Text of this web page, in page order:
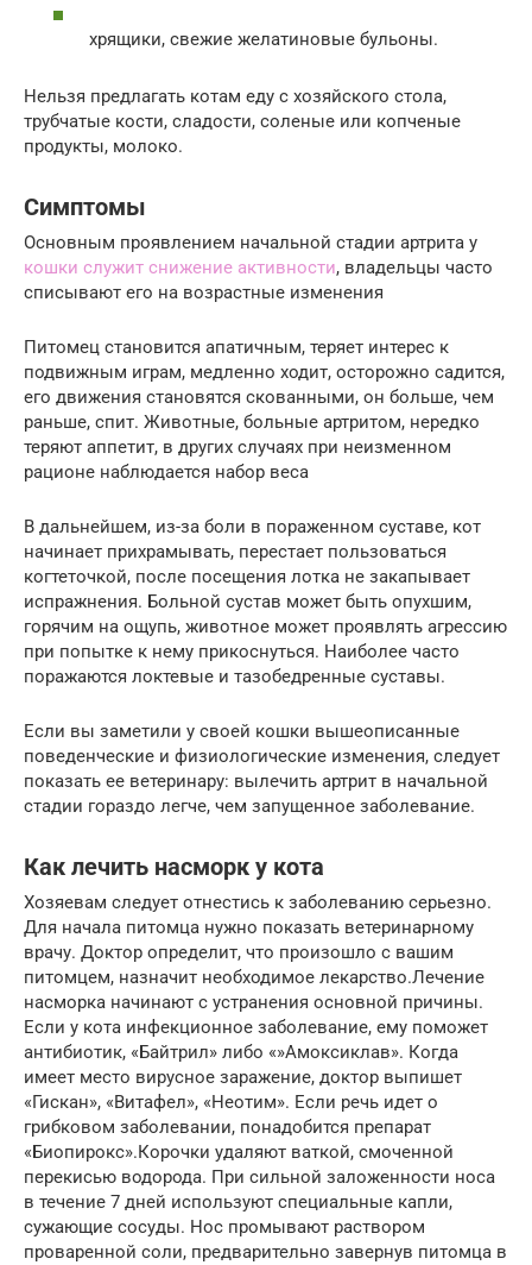
хрящики, свежие желатиновые бульоны.
Нельзя предлагать котам еду с хозяйского стола,
трубчатые кости, сладости, соленые или копченые
продукты, молоко.
Симптомы
Основным проявлением начальной стадии артрита у
кошки служит снижение активности, владельцы часто
списывают его на возрастные изменения
Питомец становится апатичным, теряет интерес к
подвижным играм, медленно ходит, осторожно садится,
его движения становятся скованными, он больше, чем
раньше, спит. Животные, больные артритом, нередко
теряют аппетит, в других случаях при неизменном
рационе наблюдается набор веса
В дальнейшем, из-за боли в пораженном суставе, кот
начинает прихрамывать, перестает пользоваться
когтеточкой, после посещения лотка не закапывает
испражнения. Больной сустав может быть опухшим,
горячим на ощупь, животное может проявлять агрессию
при попытке к нему прикоснуться. Наиболее часто
поражаются локтевые и тазобедренные суставы.
Если вы заметили у своей кошки вышеописанные
поведенческие и физиологические изменения, следует
показать ее ветеринару: вылечить артрит в начальной
стадии гораздо легче, чем запущенное заболевание.
Как лечить насморк у кота
Хозяевам следует отнестись к заболеванию серьезно.
Для начала питомца нужно показать ветеринарному
врачу. Доктор определит, что произошло с вашим
питомцем, назначит необходимое лекарство.Лечение
насморка начинают с устранения основной причины.
Если у кота инфекционное заболевание, ему поможет
антибиотик, «Байтрил» либо «»Амоксиклав». Когда
имеет место вирусное заражение, доктор выпишет
«Гискан», «Витафел», «Неотим». Если речь идет о
грибковом заболевании, понадобится препарат
«Биопирокс».Корочки удаляют ваткой, смоченной
перекисью водорода. При сильной заложенности носа
в течение 7 дней используют специальные капли,
сужающие сосуды. Нос промывают раствором
проваренной соли, предварительно завернув питомца в